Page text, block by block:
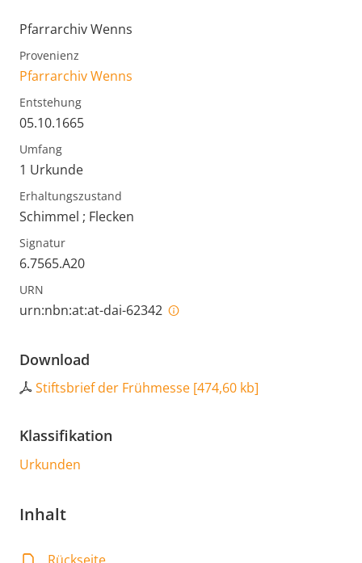
Pfarrarchiv Wenns
Provenienz
Pfarrarchiv Wenns
Entstehung
05.10.1665
Umfang
1 Urkunde
Erhaltungszustand
Schimmel ; Flecken
Signatur
6.7565.A20
URN
urn:nbn:at:at-dai-62342
Download
Stiftsbrief der Frühmesse [474,60 kb]
Klassifikation
Urkunden
Inhalt